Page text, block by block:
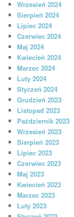
Wrzesień 2024
Sierpień 2024
Lipiec 2024
Czerwiec 2024
Maj 2024
Kwiecień 2024
Marzec 2024
Luty 2024
Styczeń 2024
Grudzień 2023
Listopad 2023
Październik 2023
Wrzesień 2023
Sierpień 2023
Lipiec 2023
Czerwiec 2023
Maj 2023
Kwiecień 2023
Marzec 2023
Luty 2023